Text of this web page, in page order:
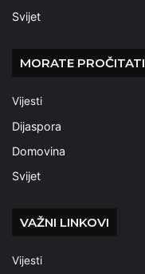
Svijet
MORATE PROČITATI
Vijesti
Dijaspora
Domovina
Svijet
VAŽNI LINKOVI
Vijesti